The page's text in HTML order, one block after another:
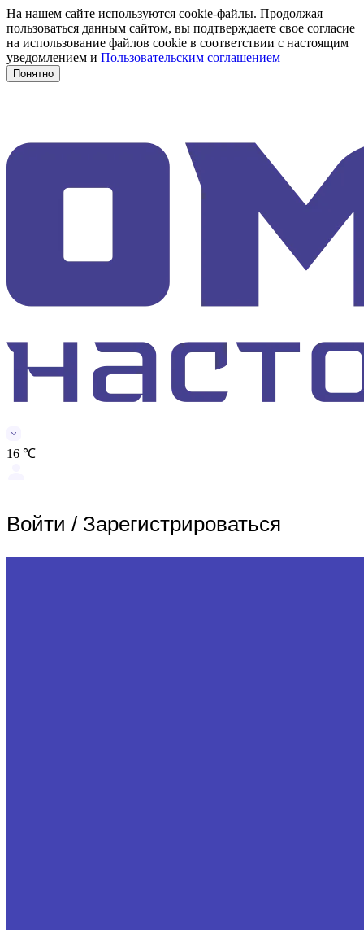
На нашем сайте используются cookie-файлы. Продолжая
пользоваться данным сайтом, вы подтверждаете свое согласие
на использование файлов cookie в соответствии с настоящим
уведомлением и Пользовательским соглашением
Понятно
16 ℃
Войти / Зарегистрироваться